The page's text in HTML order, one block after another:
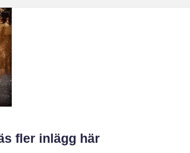
fler inlägg här